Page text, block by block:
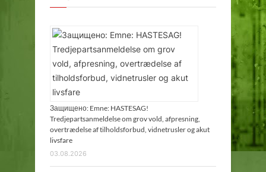
Защищено: Emne: HASTESAG!
Tredjepartsanmeldelse om grov vold, afpresning,
overtrædelse af tilholdsforbud, vidnetrusler og akut
livsfare
03.08.2026